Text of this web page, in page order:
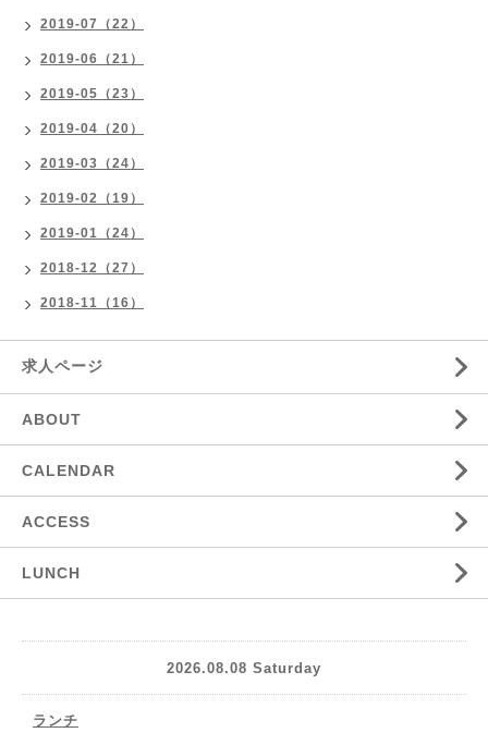
2019-07（22）
2019-06（21）
2019-05（23）
2019-04（20）
2019-03（24）
2019-02（19）
2019-01（24）
2018-12（27）
2018-11（16）
求人ページ
ABOUT
CALENDAR
ACCESS
LUNCH
2026.08.08 Saturday
ランチ